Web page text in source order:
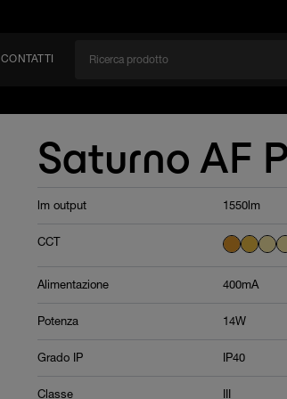
CONTATTI
Saturno AF
lm output 1550lm
CCT
Alimentazione 400mA
Potenza 14W
Grado IP IP40
Classe